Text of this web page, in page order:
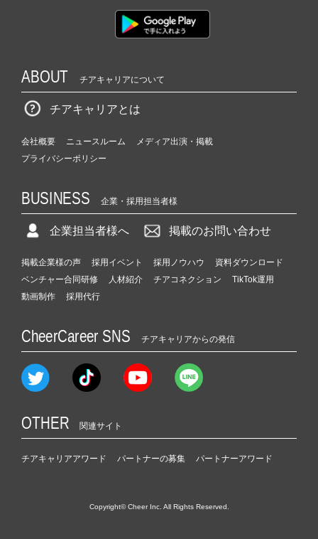
ABOUT チアキャリアについて
チアキャリアとは
会社概要 ニュースルーム
メディア出演・掲載
プライバシーポリシー
BUSINESS 企業・採用担当者様
企業担当者様へ 掲載のお問い合わせ
掲載企業様の声 採用イベント 採用ノウハウ
資料ダウンロード
ベンチャー合同研修
人材紹介 チアコネクション
TikTok運用
動画制作
採用代行
CheerCareer SNS チアキャリアからの発信
OTHER 関連サイト
チアキャリアアワード パートナーの募集 パートナーアワード
Copyright© Cheer Inc. All Rights Reserved.